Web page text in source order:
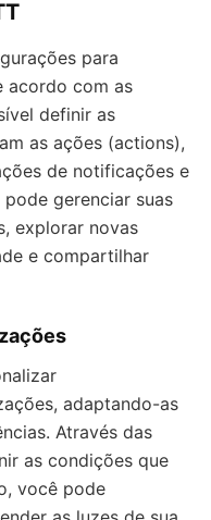
para
acordo com as
definir as
as ações (actions),
de notificações e
gerenciar suas
explorar novas
e compartilhar
adaptando-as
Através das
as condições que
você pode